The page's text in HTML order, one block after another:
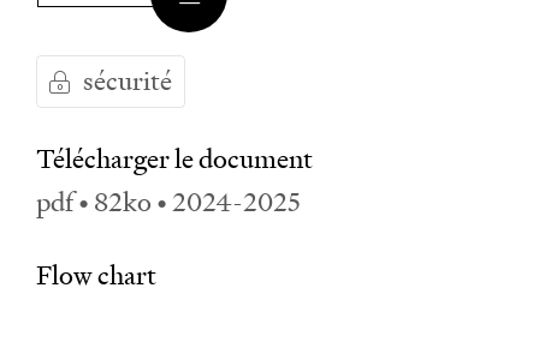
sécurité
Télécharger le document
pdf • 82ko • 2024-2025
Flow chart